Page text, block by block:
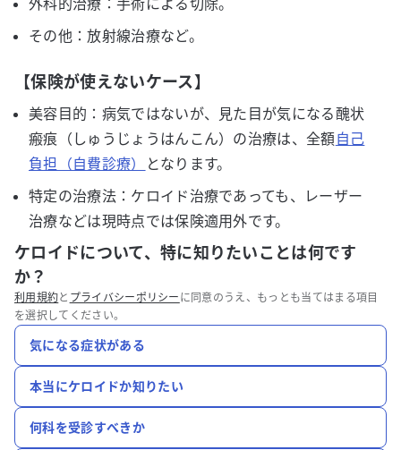
外科的治療：手術による切除。
その他：放射線治療など。
【保険が使えないケース】
美容目的：病気ではないが、見た目が気になる醜状
瘢痕（しゅうじょうはんこん）の治療は、全額自己
負担（自費診療）
となります。
特定の治療法：ケロイド治療であっても、レーザー
治療などは現時点では保険適用外です。
ケロイドについて、特に知りたいことは何です
か？
利用規約と プライバシーポリシー に同意のうえ、もっとも当てはまる項目
を選択してください。
気になる症状がある
本当にケロイドか知りたい
何科を受診すべきか